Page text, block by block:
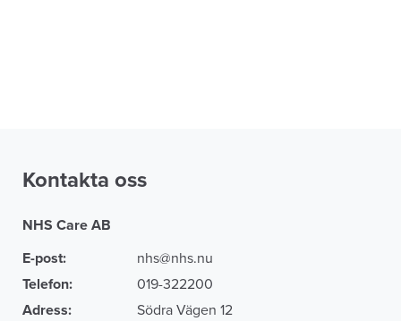
Kontakta oss
NHS Care AB
E-post:
nhs@nhs.nu
Telefon:
019-322200
Adress:
Södra Vägen 12